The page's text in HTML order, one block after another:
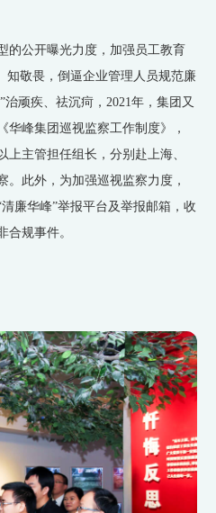
的公开曝光力度，加强员工教育
知敬畏，倒逼企业管理人员规范廉
顽疾、祛沉疴，2021年，集团又
华峰集团巡视监察工作制度》，
主管担任组长，分别赴上海、
此外，为加强巡视监察力度，
廉华峰”举报平台及举报邮箱，收
规事件。